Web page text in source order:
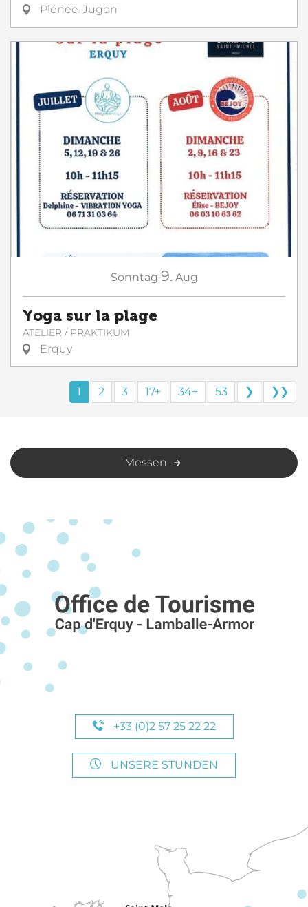
Plénée-Jugon
Sonntag 9. Aug
Yoga sur la plage
ATELIER / PRAKTIKUM
Erquy
1 2 3 17+ 34+ 53 ❯ ❯❯
Messen
+33 (0)2 57 25 22 22
UNSERE STUNDEN